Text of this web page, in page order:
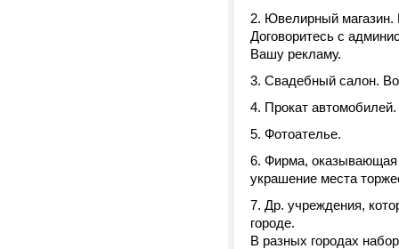
Ювелирный
Договоритесь с
Вашу рекламу.
Свадебный салон.
Прокат
Фотоателье.
Фирма, оказывающая
украшение места
Др. учреждения,
городе.
В разных городах